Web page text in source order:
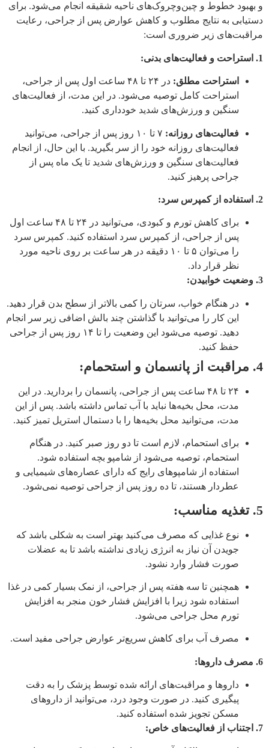
و بهبود خطوط و چین‌وچروک‌های ناحیه شقیقه انجام می‌شود. برای
دستیابی به نتایج مطلوب و کاهش عوارض پس از جراحی، رعایت
مراقبت‌های زیر ضروری است:
استراحت مطلق:
در ۲۴ تا ۴۸ ساعت اول پس از جراحی،
استراحت کامل توصیه می‌شود. در این مدت، از فعالیت‌های
سنگین و ورزش‌های شدید خودداری کنید.
فعالیت‌های روزانه:
۷ تا ۱۰ روز پس از جراحی، می‌توانید
فعالیت‌های روزانه خود را از سر بگیرید. با این حال، از انجام
فعالیت‌های سنگین و ورزش‌های شدید تا یک ماه پس از
جراحی پرهیز کنید.
برای کاهش تورم و کبودی، می‌توانید در ۲۴ تا ۴۸ ساعت اول
پس از جراحی، از کمپرس سرد استفاده کنید. کمپرس سرد
را می‌توان ۵ تا ۱۰ دقیقه در هر ساعت بر روی ناحیه مورد
نظر قرار داد.
در هنگام خواب، سرتان را کمی بالاتر از سطح بدن قرار دهید.
این کار را می‌توانید با گذاشتن چند بالش اضافی زیر سر انجام
دهید. توصیه می‌شود این وضعیت را تا ۱۴ روز پس از جراحی
حفظ کنید.
4. مراقبت از پانسمان و استحمام:
۲۴ تا ۴۸ ساعت پس از جراحی، پانسمان را بردارید. در این
مدت، محل بخیه‌ها نباید با آب تماس داشته باشد. پس از این
مدت، می‌توانید محل بخیه‌ها را با دستمال استریل تمیز کنید.
برای استحمام، لازم است تا دو روز صبر کنید. در هنگام
استحمام، توصیه می‌شود از شامپو بچه استفاده شود.
استفاده از شامپوهای رایج که دارای عصاره‌های شیمیایی و
عطردار هستند، تا ده روز پس از جراحی توصیه نمی‌شود.
5. تغذیه مناسب:
نوع غذایی که مصرف می‌کنید بهتر است به شکلی باشد که
جویدن آن نیاز به انرژی زیادی نداشته باشد تا به عضلات
صورت فشار وارد نشود.
همچنین تا سه هفته پس از جراحی، از نمک بسیار کمی در غذا
استفاده شود زیرا با افزایش فشار خون منجر به افزایش
تورم محل جراحی می‌شود.
مصرف آب برای کاهش سریع‌تر عوارض جراحی مفید است.
داروها و مراقبت‌های ارائه شده توسط پزشک را به دقت
پیگیری کنید. در صورت وجود درد، می‌توانید از داروهای
مسکن تجویز شده استفاده کنید.